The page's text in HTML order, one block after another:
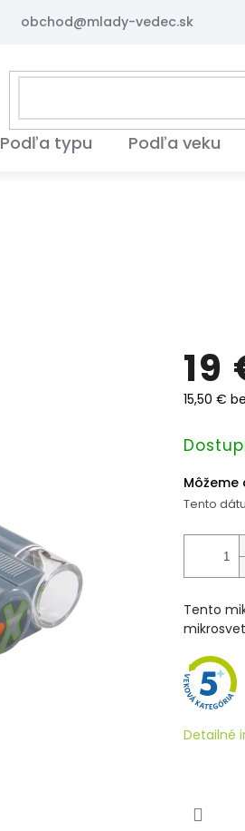
obchod@mlady-vedec.sk
Podľa typu Podľa veku
19
15,50 €
Môžeme
Tento
Tento
Detailné